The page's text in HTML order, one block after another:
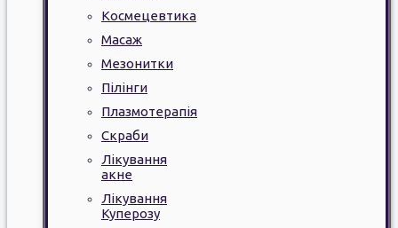
Космецевтика
Масаж
Мезонитки
Пілінги
Плазмотерапія
Скраби
Лікування
акне
Лікування
Куперозу